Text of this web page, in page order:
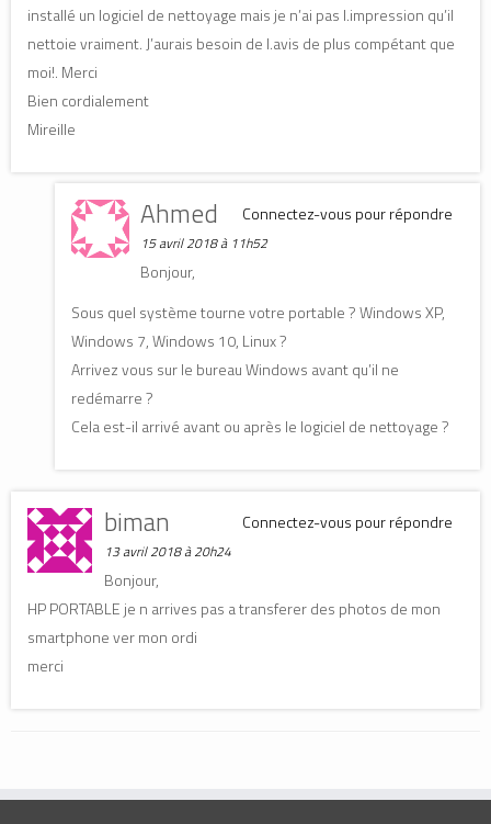
installé un logiciel de nettoyage mais je n’ai pas l.impression qu’il
nettoie vraiment. J’aurais besoin de l.avis de plus compétant que
moi!. Merci
Bien cordialement
Mireille
Connectez-vous pour répondre
Ahmed
15 avril 2018 à 11h52
Bonjour,
Sous quel système tourne votre portable ? Windows XP,
Windows 7, Windows 10, Linux ?
Arrivez vous sur le bureau Windows avant qu’il ne
redémarre ?
Cela est-il arrivé avant ou après le logiciel de nettoyage ?
Connectez-vous pour répondre
biman
13 avril 2018 à 20h24
Bonjour,
HP PORTABLE je n arrives pas a transferer des photos de mon
smartphone ver mon ordi
merci